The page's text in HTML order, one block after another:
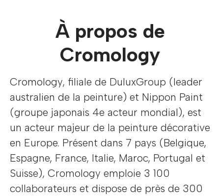
À propos de
Cromology
Cromology, filiale de DuluxGroup (leader
australien de la peinture) et Nippon Paint
(groupe japonais 4e acteur mondial), est
un acteur majeur de la peinture décorative
en Europe. Présent dans 7 pays (Belgique,
Espagne, France, Italie, Maroc, Portugal et
Suisse), Cromology emploie 3 100
collaborateurs et dispose de près de 300